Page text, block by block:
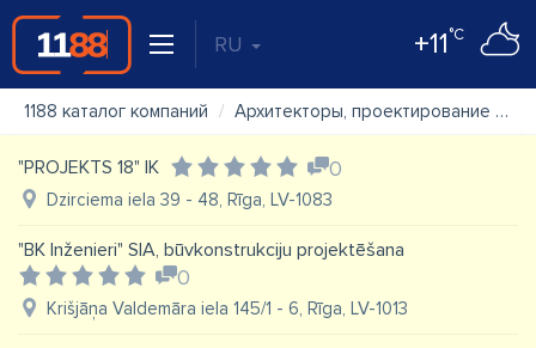
RU +11°C
1188 каталог компаний Архитекторы, проектирование
"PROJEKTS 18" IK 0
Dzirciema iela 39 - 48, Rīga, LV-1083
"BK Inženieri" SIA, būvkonstrukciju projektēšana
0
Krišjāņa Valdemāra iela 145/1 - 6, Rīga, LV-1013